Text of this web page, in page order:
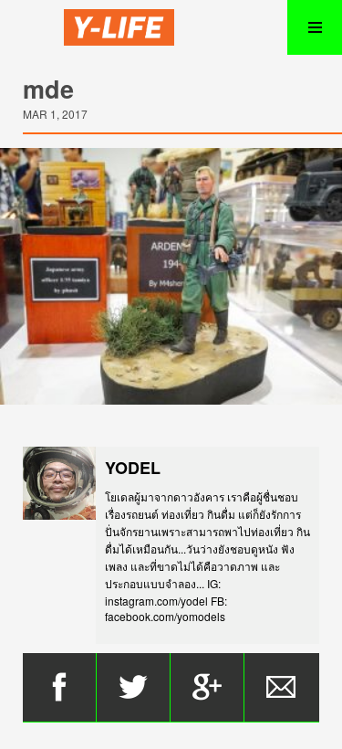
mde
MAR 1, 2017
YODEL
โยเดลผู้มาจากดาวอังคาร เราคือผู้ชื่นชอบ
เรื่องรถยนต์ ท่องเที่ยว กินดื่ม แต่ก็ยังรักการ
ปั่นจักรยานเพราะสามารถพาไปท่องเที่ยว กิน
ดื่มได้เหมือนกัน...วันว่างยังชอบดูหนัง ฟัง
เพลง และที่ขาดไม่ได้คือวาดภาพ และ
ประกอบแบบจำลอง... IG:
instagram.com/yodel FB:
facebook.com/yomodels